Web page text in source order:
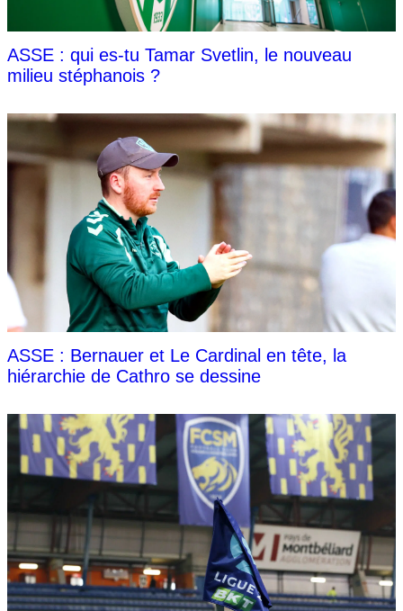
ASSE : qui es-tu Tamar Svetlin, le nouveau
milieu stéphanois ?
ASSE : Bernauer et Le Cardinal en tête, la
hiérarchie de Cathro se dessine